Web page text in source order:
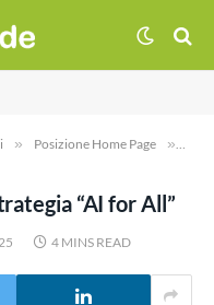
» Posizione Home Page »
“AI for All”
4 MINS READ